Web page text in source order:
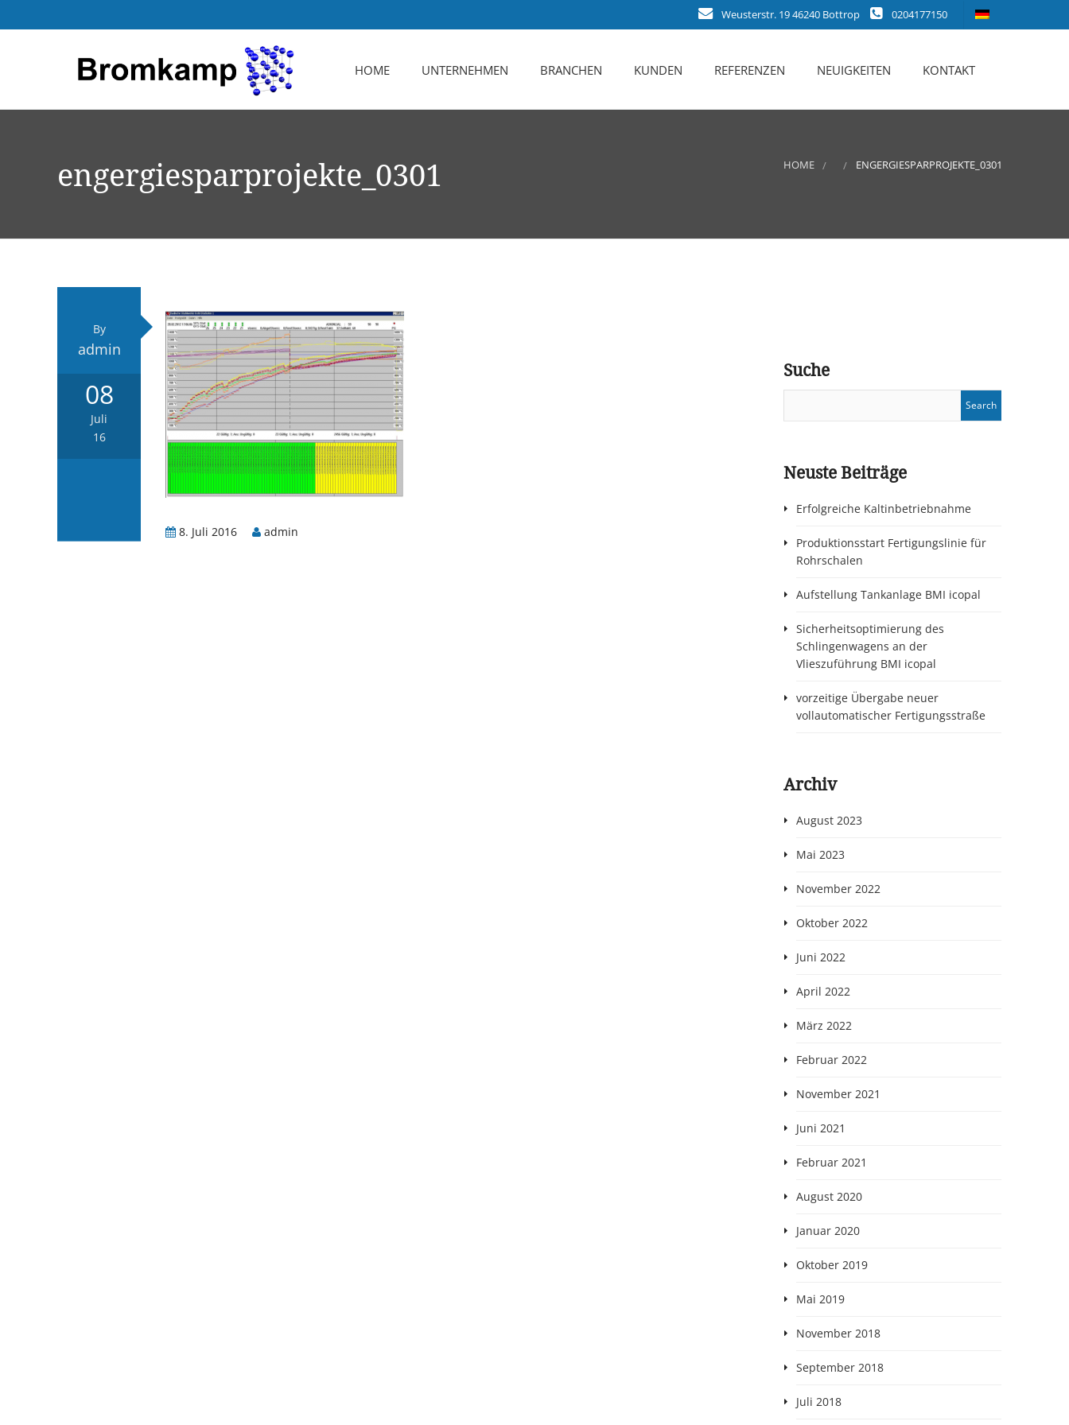
Weusterstr. 19 46240 Bottrop 0204177150
HOME UNTERNEHMEN
Das sind Wir
Leistungsspektrum
BRANCHEN KUNDEN REFERENZEN NEUIGKEITEN KONTAKT
engergiesparprojekte_0301 HOME ENGERGIESPARPROJEKTE_0301
By
admin
08
Juli
16
8. Juli 2016 admin
Suche
Neuste Beiträge
Erfolgreiche Kaltinbetriebnahme
Produktionsstart Fertigungslinie für
Rohrschalen
Aufstellung Tankanlage BMI icopal
Sicherheitsoptimierung des
Schlingenwagens an der
Vlieszuführung BMI icopal
vorzeitige Übergabe neuer
vollautomatischer Fertigungsstraße
Archiv
August 2023
Mai 2023
November 2022
Oktober 2022
Juni 2022
April 2022
März 2022
Februar 2022
November 2021
Juni 2021
Februar 2021
August 2020
Januar 2020
Oktober 2019
Mai 2019
November 2018
September 2018
Juli 2018